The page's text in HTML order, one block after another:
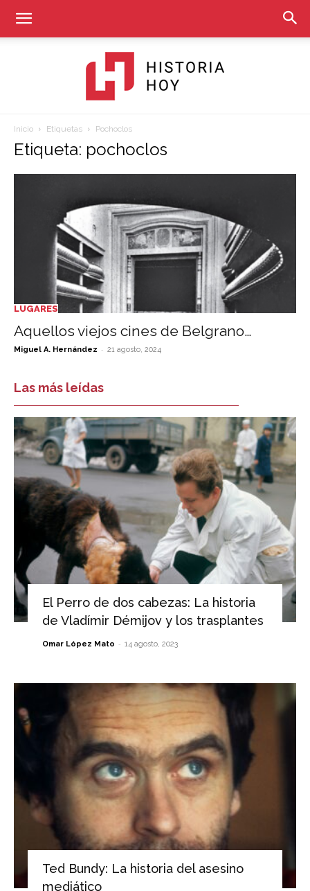
Inicio Etiquetas Pochoclos
Etiqueta: pochoclos
LUGARES
Aquellos viejos cines de Belgrano…
Miguel A. Hernández - 21 agosto, 2024
Las más leídas
El Perro de dos cabezas: La historia
de Vladímir Démijov y los trasplantes
Omar López Mato - 14 agosto, 2023
Ted Bundy: La historia del asesino
mediático